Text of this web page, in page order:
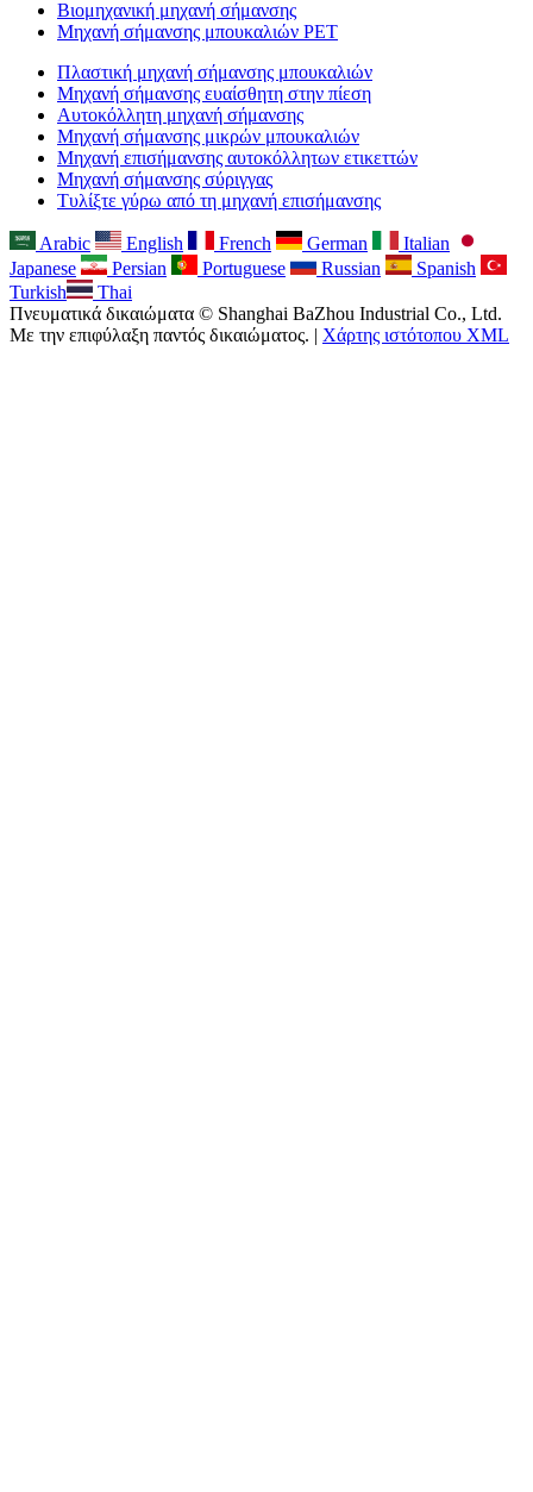
Βιομηχανική μηχανή σήμανσης
Μηχανή σήμανσης μπουκαλιών PET
Πλαστική μηχανή σήμανσης μπουκαλιών
Μηχανή σήμανσης ευαίσθητη στην πίεση
Αυτοκόλλητη μηχανή σήμανσης
Μηχανή σήμανσης μικρών μπουκαλιών
Μηχανή επισήμανσης αυτοκόλλητων ετικεττών
Μηχανή σήμανσης σύριγγας
Τυλίξτε γύρω από τη μηχανή επισήμανσης
Arabic English French German
Italian
Japanese
Persian Portuguese Russian
Spanish
Turkish
Thai
Πνευματικά δικαιώματα © Shanghai BaZhou Industrial Co., Ltd.
Με την επιφύλαξη παντός δικαιώματος. | Χάρτης ιστότοπου XML